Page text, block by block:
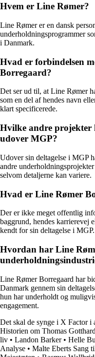
Hvem er Line Rømer?
Line Rømer er en dansk
underholdningsprogrammer
i Danmark.
Hvad er forbindelsen
Borregaard?
Det ser ud til, at Line Rømer
som en del af hendes navn
klart specificerede.
Hvilke andre projekter
udover MGP?
Udover sin deltagelse i MGP
andre
selvom detaljerne kan variere.
Hvad er Line Rømer
Der er ikke meget offentlig
baggrund, hendes karrierevej
kendt for sin deltagelse i MGP.
Hvordan har Line
Line Rømer Borregaard har
Danmark gennem sin
hun har underholdt og
engagement.
Det skal de synge i X Factor i
Historien om Thomas
liv • Landon Barker• Helle
Analyse • Malte Eberts Sang